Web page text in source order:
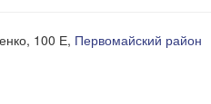
100 Е, Первомайский район